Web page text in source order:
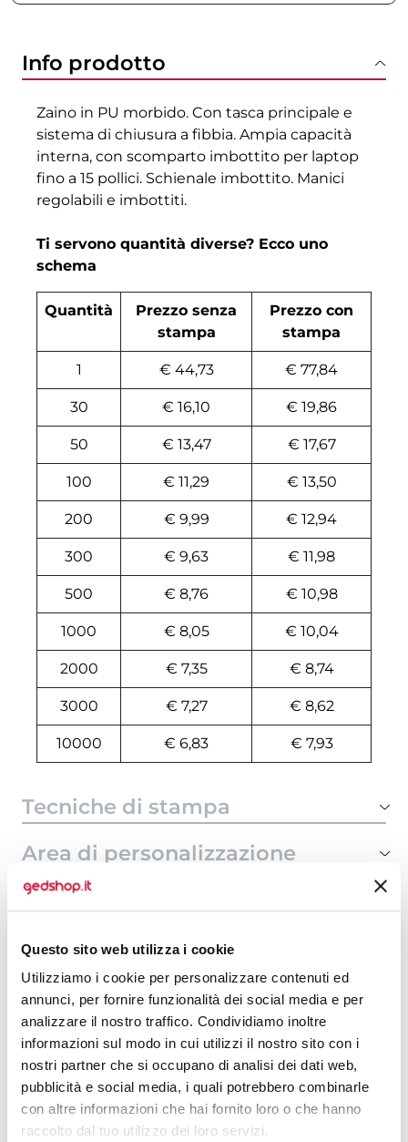
Questo sito web utilizza i cookie
Utilizziamo i cookie per personalizzare contenuti ed
annunci, per fornire funzionalità dei social media e per
analizzare il nostro traffico. Condividiamo inoltre
informazioni sul modo in cui utilizzi il nostro sito con i
nostri partner che si occupano di analisi dei dati web,
pubblicità e social media, i quali potrebbero combinarle
con altre informazioni che hai fornito loro o che hanno
raccolto dal tuo utilizzo dei loro servizi.
Info prodotto
Zaino in PU morbido. Con tasca principale e
sistema di chiusura a fibbia. Ampia capacità
interna, con scomparto imbottito per laptop
fino a 15 pollici. Schienale imbottito. Manici
regolabili e imbottiti.
Ti servono quantità diverse? Ecco uno
schema
Quantità
Prezzo senza
stampa
Prezzo con
stampa
1 € 44,73 € 77,84
30 € 16,10 € 19,86
50 € 13,47 € 17,67
100 € 11,29 € 13,50
200 € 9,99 € 12,94
300 € 9,63 € 11,98
500 € 8,76 € 10,98
1000 € 8,05 € 10,04
2000 € 7,35 € 8,74
3000 € 7,27 € 8,62
10000 € 6,83 € 7,93
Tecniche di stampa
Area di personalizzazione
Domande e risposte
Prodotti alternativi